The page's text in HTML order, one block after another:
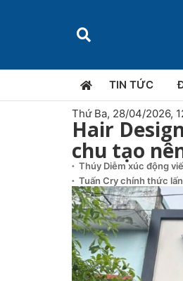
TIN TỨC
Thứ Ba, 28/04/2026,
Hair
chu tạo
Thúy Diễm xúc động
Tuấn Cry chính thức